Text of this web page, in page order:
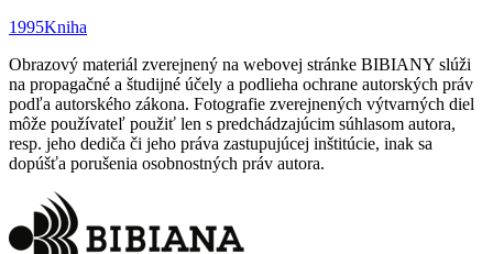
1995Kniha
Obrazový materiál zverejnený na webovej stránke BIBIANY slúži
na propagačné a študijné účely a podlieha ochrane autorských práv
podľa autorského zákona. Fotografie zverejnených výtvarných diel
môže používateľ použiť len s predchádzajúcim súhlasom autora,
resp. jeho dediča či jeho práva zastupujúcej inštitúcie, inak sa
dopúšťa porušenia osobnostných práv autora.